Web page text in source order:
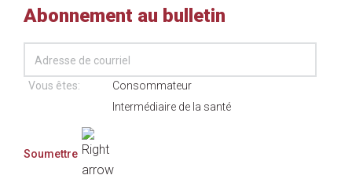
Abonnement au bulletin
Vous êtes:
Consommateur
Intermédiaire de la santé